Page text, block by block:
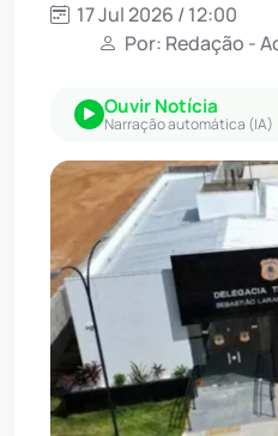
17 Jul 2026 / 12:00
Por: Redação -
Ouvir Notícia
Narração automática (IA)